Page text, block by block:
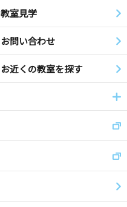
教室見学
お問い合わせ
お近くの教室を探す